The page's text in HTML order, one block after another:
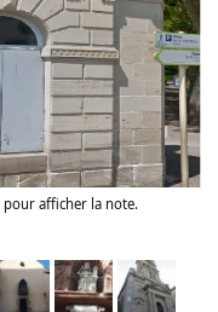
pour afficher la note.